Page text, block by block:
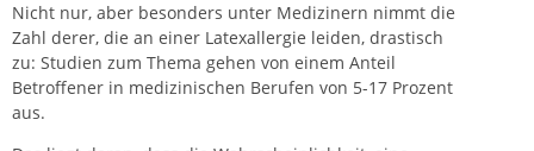
Nicht nur, aber besonders unter Medizinern nimmt die
Zahl derer, die an einer Latexallergie leiden, drastisch
zu: Studien zum Thema gehen von einem Anteil
Betroffener in medizinischen Berufen von 5-17 Prozent
aus.